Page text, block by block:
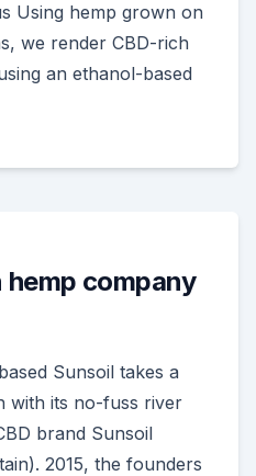
Using hemp grown on
we render CBD-rich
an ethanol-based
hemp company
Sunsoil takes a
with its no-fuss river
brand Sunsoil
2015, the founders